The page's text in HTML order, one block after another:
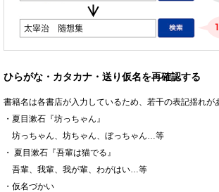
ひらがな・カタカナ・送り仮名を再確認する
書籍名は各書店が入力しているため、若干の表記揺れが
・夏目漱石『坊っちゃん』
坊っちゃん、坊ちゃん、ぼっちゃん…等
・ 夏目漱石『吾輩は猫でる』
吾輩、我輩、我が輩、わがはい…等
・仮名づかい